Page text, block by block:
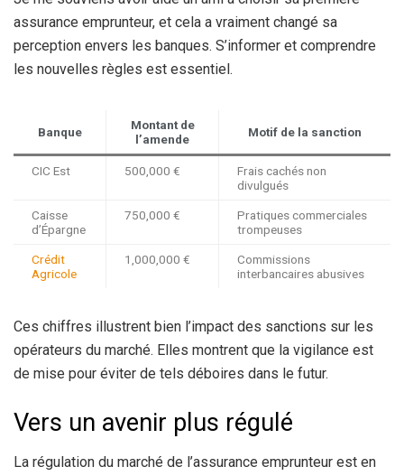
assurance emprunteur, et cela a vraiment changé sa
perception envers les banques. S’informer et comprendre
les nouvelles règles est essentiel.
Banque
Montant de
l’amende
Motif de la sanction
CIC Est 500,000 €
Frais cachés non
divulgués
Caisse
d’Épargne
750,000 €
Pratiques commerciales
trompeuses
Crédit
Agricole
1,000,000 €
Commissions
interbancaires abusives
Ces chiffres illustrent bien l’impact des sanctions sur les
opérateurs du marché. Elles montrent que la vigilance est
de mise pour éviter de tels déboires dans le futur.
Vers un avenir plus régulé
La régulation du marché de l’assurance emprunteur est en